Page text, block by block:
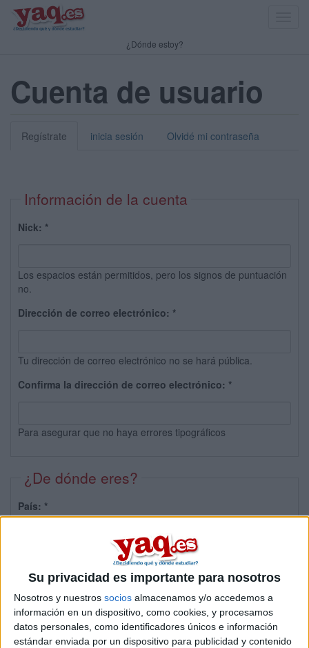
Su privacidad es importante para nosotros
Nosotros y nuestros socios almacenamos y/o accedemos a
información en un dispositivo, como cookies, y procesamos
datos personales, como identificadores únicos e información
estándar enviada por un dispositivo para publicidad y contenido
¿Dónde estoy?
Cuenta de usuario
Regístrate inicia sesión Olvidé mi contraseña
Información de la cuenta
Nick: *
Los espacios están permitidos, pero los signos de puntuación
no.
Dirección de correo electrónico: *
Tu dirección de correo electrónico no se hará pública.
Confirma la dirección de correo electrónico: *
Para asegurar que no haya errores tipográficos
¿De dónde eres?
País: *
Sobre ti